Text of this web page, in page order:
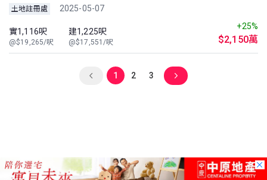
土地註冊處 2025-05-07
實1,116呎
@$19,265/呎
建1,225呎
@$17,551/呎
+25%
$2,150萬
1 2 3